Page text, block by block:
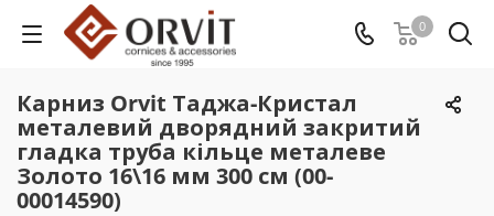
0
Карниз Orvit Таджа-Кристал
металевий дворядний закритий
гладка труба кільце металеве
Золото 16\16 мм 300 см (00-
00014590)